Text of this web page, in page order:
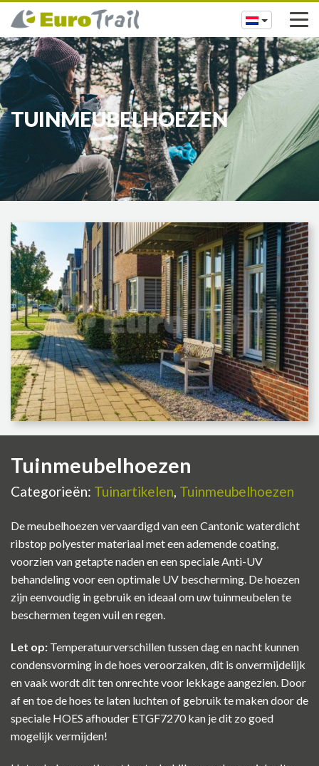
TUINMEUBELHOEZEN
Tuinmeubelhoezen
Categorieën: Tuinartikelen, Tuinmeubelhoezen
De meubelhoezen vervaardigd van een Cantonic waterdicht
ribstop polyester materiaal met een ademende coating,
voorzien van getapte naden en een speciale Anti-UV
behandeling voor een optimale UV bescherming. De hoezen
zijn eenvoudig in gebruik en ideaal om uw tuinmeubelen te
beschermen tegen vuil en regen.
Let op: Temperatuurverschillen tussen dag en nacht kunnen
condensvorming in de hoes veroorzaken, dit is onvermijdelijk
en vaak wordt dit ten onrechte voor lekkage aangezien. Door
af en toe de hoes te laten luchten of gebruik te maken door de
speciale HOES afhouder ETGF7270 kan je dit zo goed
mogelijk vermijden!